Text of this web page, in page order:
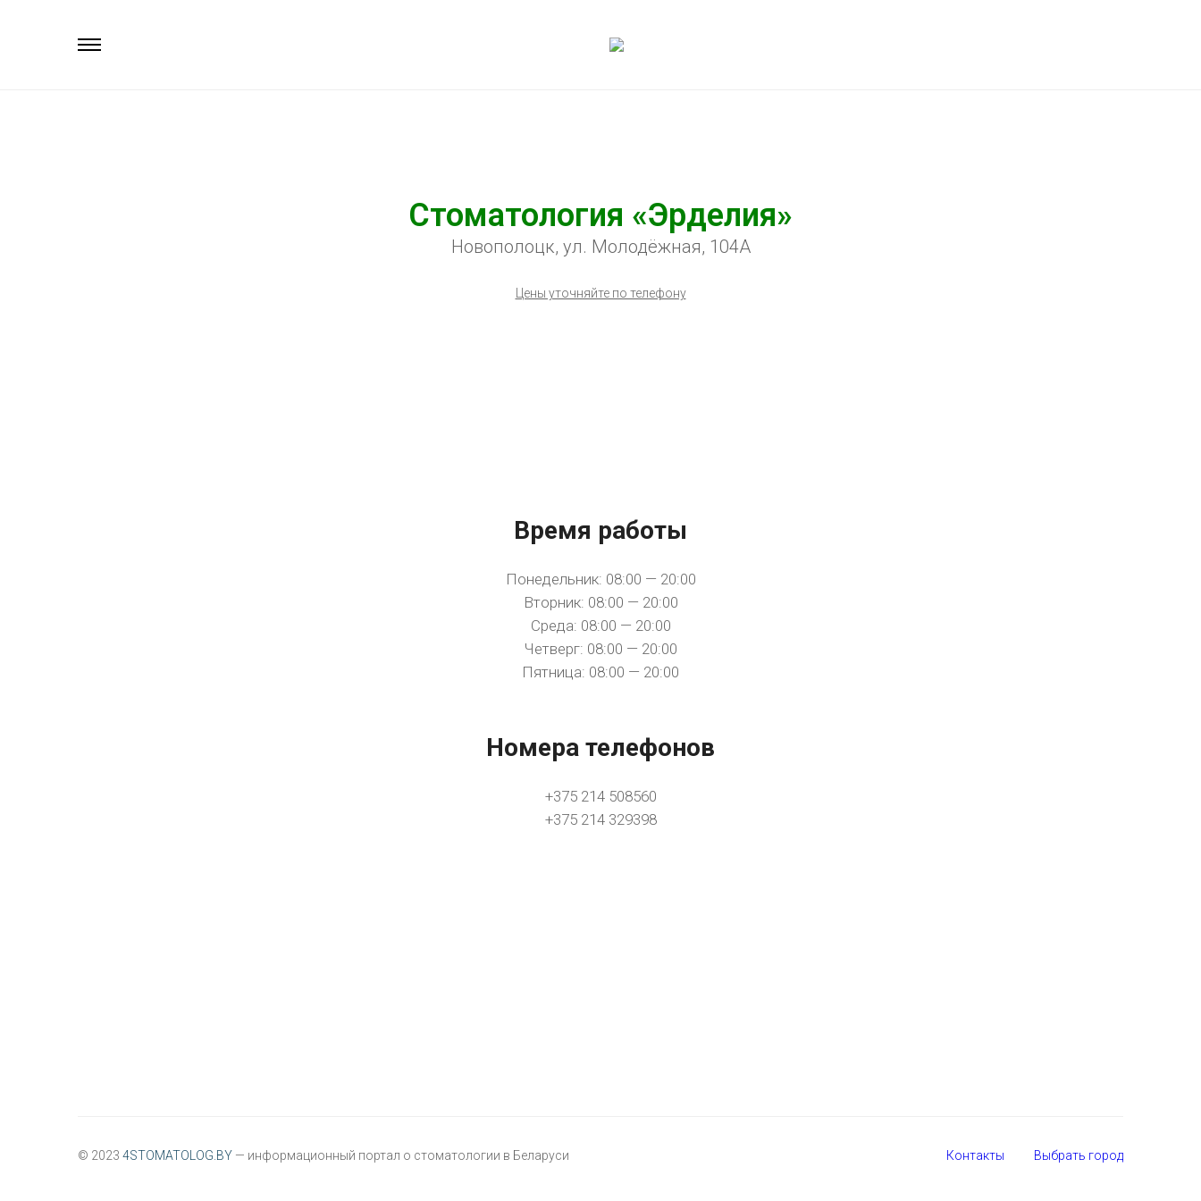
Стоматология «Эрделия»
Новополоцк, ул. Молодёжная, 104А
Цены уточняйте по телефону
Время работы
Понедельник: 08:00 — 20:00
Вторник: 08:00 — 20:00
Среда: 08:00 — 20:00
Четверг: 08:00 — 20:00
Пятница: 08:00 — 20:00
Номера телефонов
+375 214 508560
+375 214 329398
© 2023 4STOMATOLOG.BY — информационный портал о стоматологии в Беларуси Контакты Выбрать город